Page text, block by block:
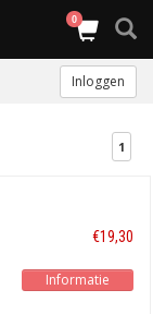
0
Inloggen
1
€19,30
Informatie